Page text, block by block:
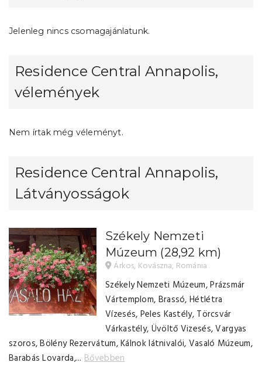
Jelenleg nincs csomagajánlatunk.
Residence Central Annapolis,
vélemények
Nem írtak még véleményt.
Residence Central Annapolis,
Látványosságok
Székely Nemzeti
Múzeum (28,92 km)
Árkos, Kovászna, Románia
Székely Nemzeti Múzeum, Prázsmár
Vártemplom, Brassó, Hétlétra
Vízesés, Peles Kastély, Törcsvár
Várkastély, Üvöltő Vizesés, Vargyas
szoros, Bölény Rezervátum, Kálnok látnivalói, Vasaló Múzeum,
Barabás Lovarda,...Bővebben